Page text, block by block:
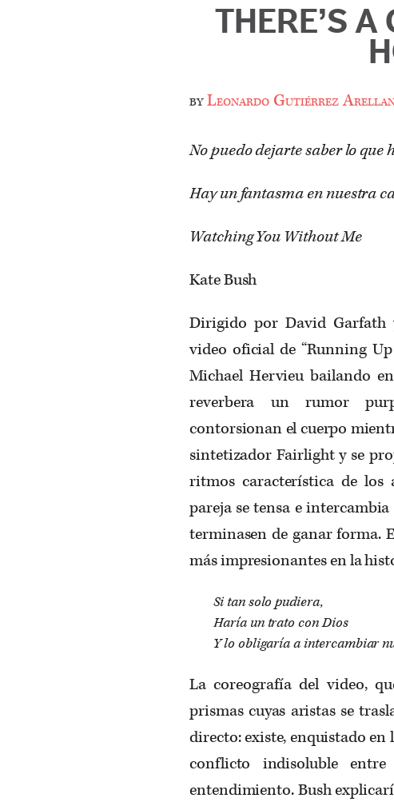
THERE’S
byLeonardo Gutiérrez
No puedo dejarte saber lo que
Hay un fantasma en nuestra
Watching You Without Me
Kate Bush
Dirigido por David Garfath
video oficial de “Running
Michael Hervieu bailando
reverbera un rumor
contorsionan el cuerpo
sintetizador Fairlight y se
ritmos característica de los
pareja se tensa e
terminasen de ganar forma.
más impresionantes en la
Si tan solo pudiera,
Haría un trato con Dios
Y lo obligaría a intercambiar
La coreografía del video,
prismas cuyas aristas se
directo: existe, enquistado en
conflicto indisoluble
entendimiento. Bush